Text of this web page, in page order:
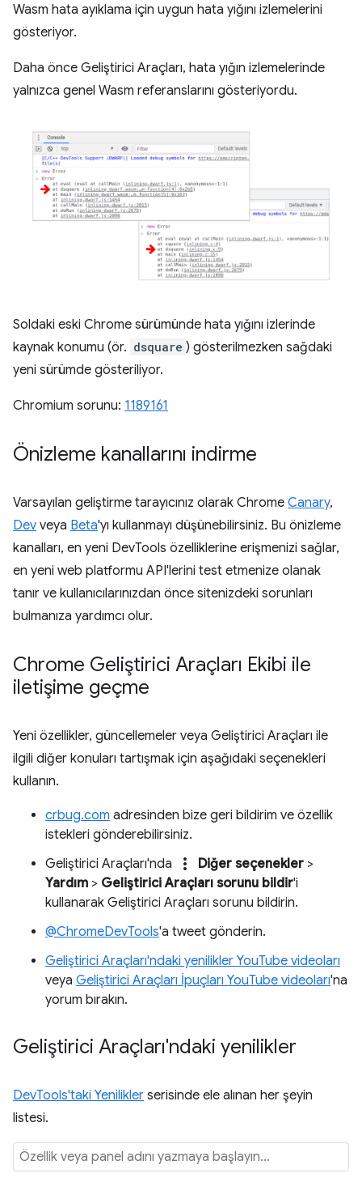
Wasm hata ayıklama için uygun hata yığını izlemelerini
gösteriyor.
Daha önce Geliştirici Araçları, hata yığın izlemelerinde
yalnızca genel Wasm referanslarını gösteriyordu.
Soldaki eski Chrome sürümünde hata yığını izlerinde
kaynak konumu (ör. dsquare ) gösterilmezken sağdaki
yeni sürümde gösteriliyor.
Chromium sorunu: 1189161
Önizleme kanallarını indirme
Varsayılan geliştirme tarayıcınız olarak Chrome Canary,
Dev veya Beta'yı kullanmayı düşünebilirsiniz. Bu önizleme
kanalları, en yeni DevTools özelliklerine erişmenizi sağlar,
en yeni web platformu API'lerini test etmenize olanak
tanır ve kullanıcılarınızdan önce sitenizdeki sorunları
bulmanıza yardımcı olur.
Chrome Geliştirici Araçları Ekibi ile
iletişime geçme
Yeni özellikler, güncellemeler veya Geliştirici Araçları ile
ilgili diğer konuları tartışmak için aşağıdaki seçenekleri
kullanın.
crbug.com adresinden bize geri bildirim ve özellik
istekleri gönderebilirsiniz.
Geliştirici Araçları'nda
more_vert Diğer seçenekler >
Yardım > Geliştirici Araçları sorunu bildir'i
kullanarak Geliştirici Araçları sorunu bildirin.
@ChromeDevTools'a tweet gönderin.
Geliştirici Araçları'ndaki yenilikler YouTube videoları
veya Geliştirici Araçları İpuçları YouTube videoları'na
yorum bırakın.
Geliştirici Araçları'ndaki yenilikler
DevTools'taki Yenilikler serisinde ele alınan her şeyin
listesi.